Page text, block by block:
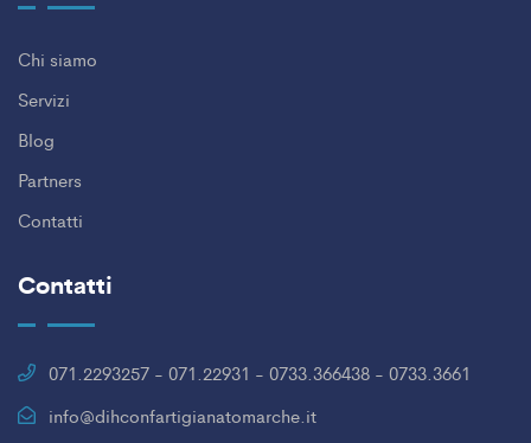
Chi siamo
Servizi
Blog
Partners
Contatti
Contatti
071.2293257 - 071.22931 - 0733.366438 - 0733.3661
info@dihconfartigianatomarche.it